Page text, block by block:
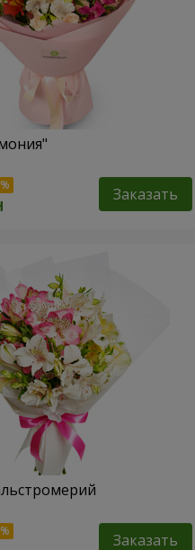
Заказать
Заказать